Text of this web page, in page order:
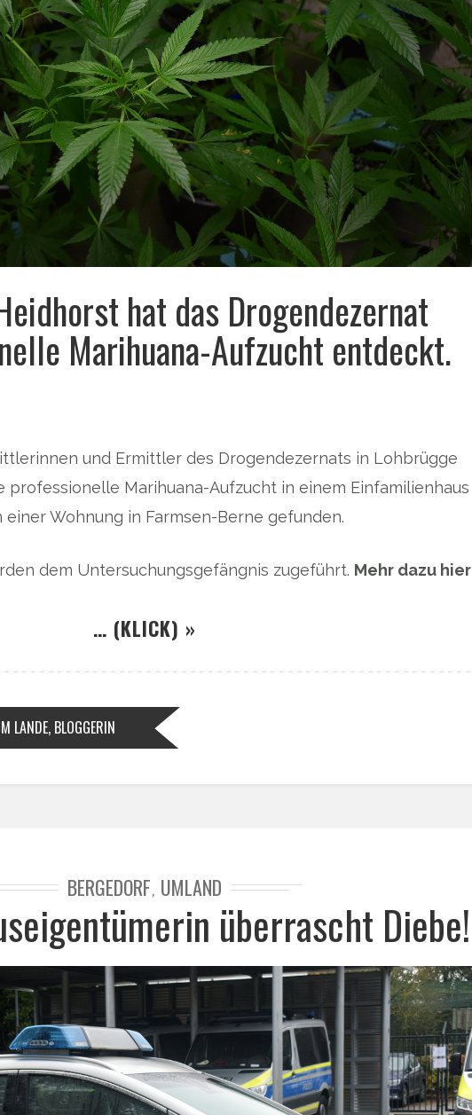
hat das Drogendezernat
Marihuana-Aufzucht entdeckt.
und Ermittler des Drogendezernats in Lohbrügge
professionelle Marihuana-Aufzucht in einem Einfamilienhaus
Wohnung in Farmsen-Berne gefunden.
dem Untersuchungsgefängnis zugeführt. Mehr dazu hier
… (KLICK) »
LANDE, BLOGGERIN
BERGEDORF, UMLAND
überrascht Diebe!